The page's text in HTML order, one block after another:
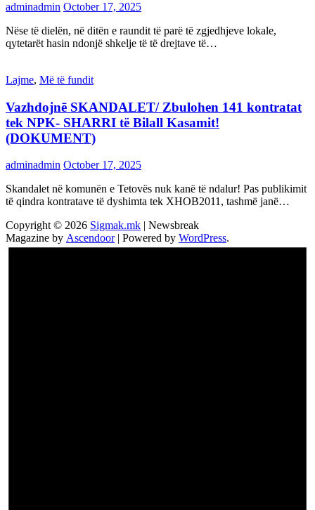
adminadmin October 17, 2025
Nëse të dielën, në ditën e raundit të parë të zgjedhjeve lokale,
qytetarët hasin ndonjë shkelje të të drejtave të…
Lajme, Më të fundit
Vazhdojnē SKANDALET/ Zbulohen 141 kontratat
tek NPK- SHARRI të Bilall Kasamit!
(DOKUMENT)
adminadmin October 17, 2025
Skandalet në komunën e Tetovës nuk kanë të ndalur! Pas publikimit
të qindra kontratave të dyshimta tek XHOB2011, tashmë janë…
Copyright © 2026 Sigmak.mk | Newsbreak
Magazine by Ascendoor| Powered by WordPress.